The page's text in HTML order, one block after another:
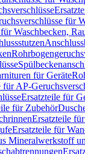
für
Waschbecken,
für Geräte
für AP-
Ersatzteile für
für Zubehör
Ersatzteile
Ersatzteile für
Mineralwerkstoff